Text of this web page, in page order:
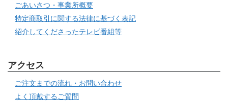
ごあいさつ・事業所概要
特定商取引に関する法律に基づく表記
紹介してくださったテレビ番組等
アクセス
ご注文までの流れ・お問い合わせ
よく頂戴するご質問